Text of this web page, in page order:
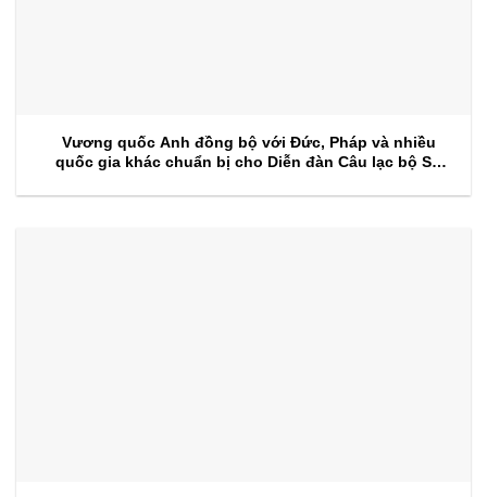
Vương quốc Anh đồng bộ với Đức, Pháp và nhiều
quốc gia khác chuẩn bị cho Diễn đàn Câu lạc bộ Sự